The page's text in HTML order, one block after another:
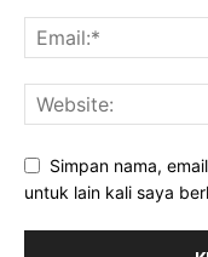
Simpan nama,
untuk lain kali saya